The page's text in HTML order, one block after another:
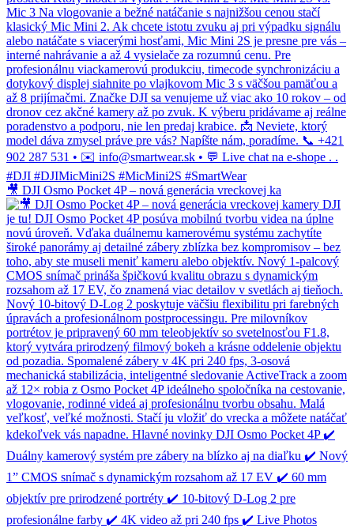
🎥 DJI Osmo Pocket 4P – nová generácia vreckovej ka